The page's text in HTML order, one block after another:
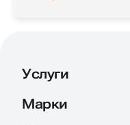
Услуги
Марки